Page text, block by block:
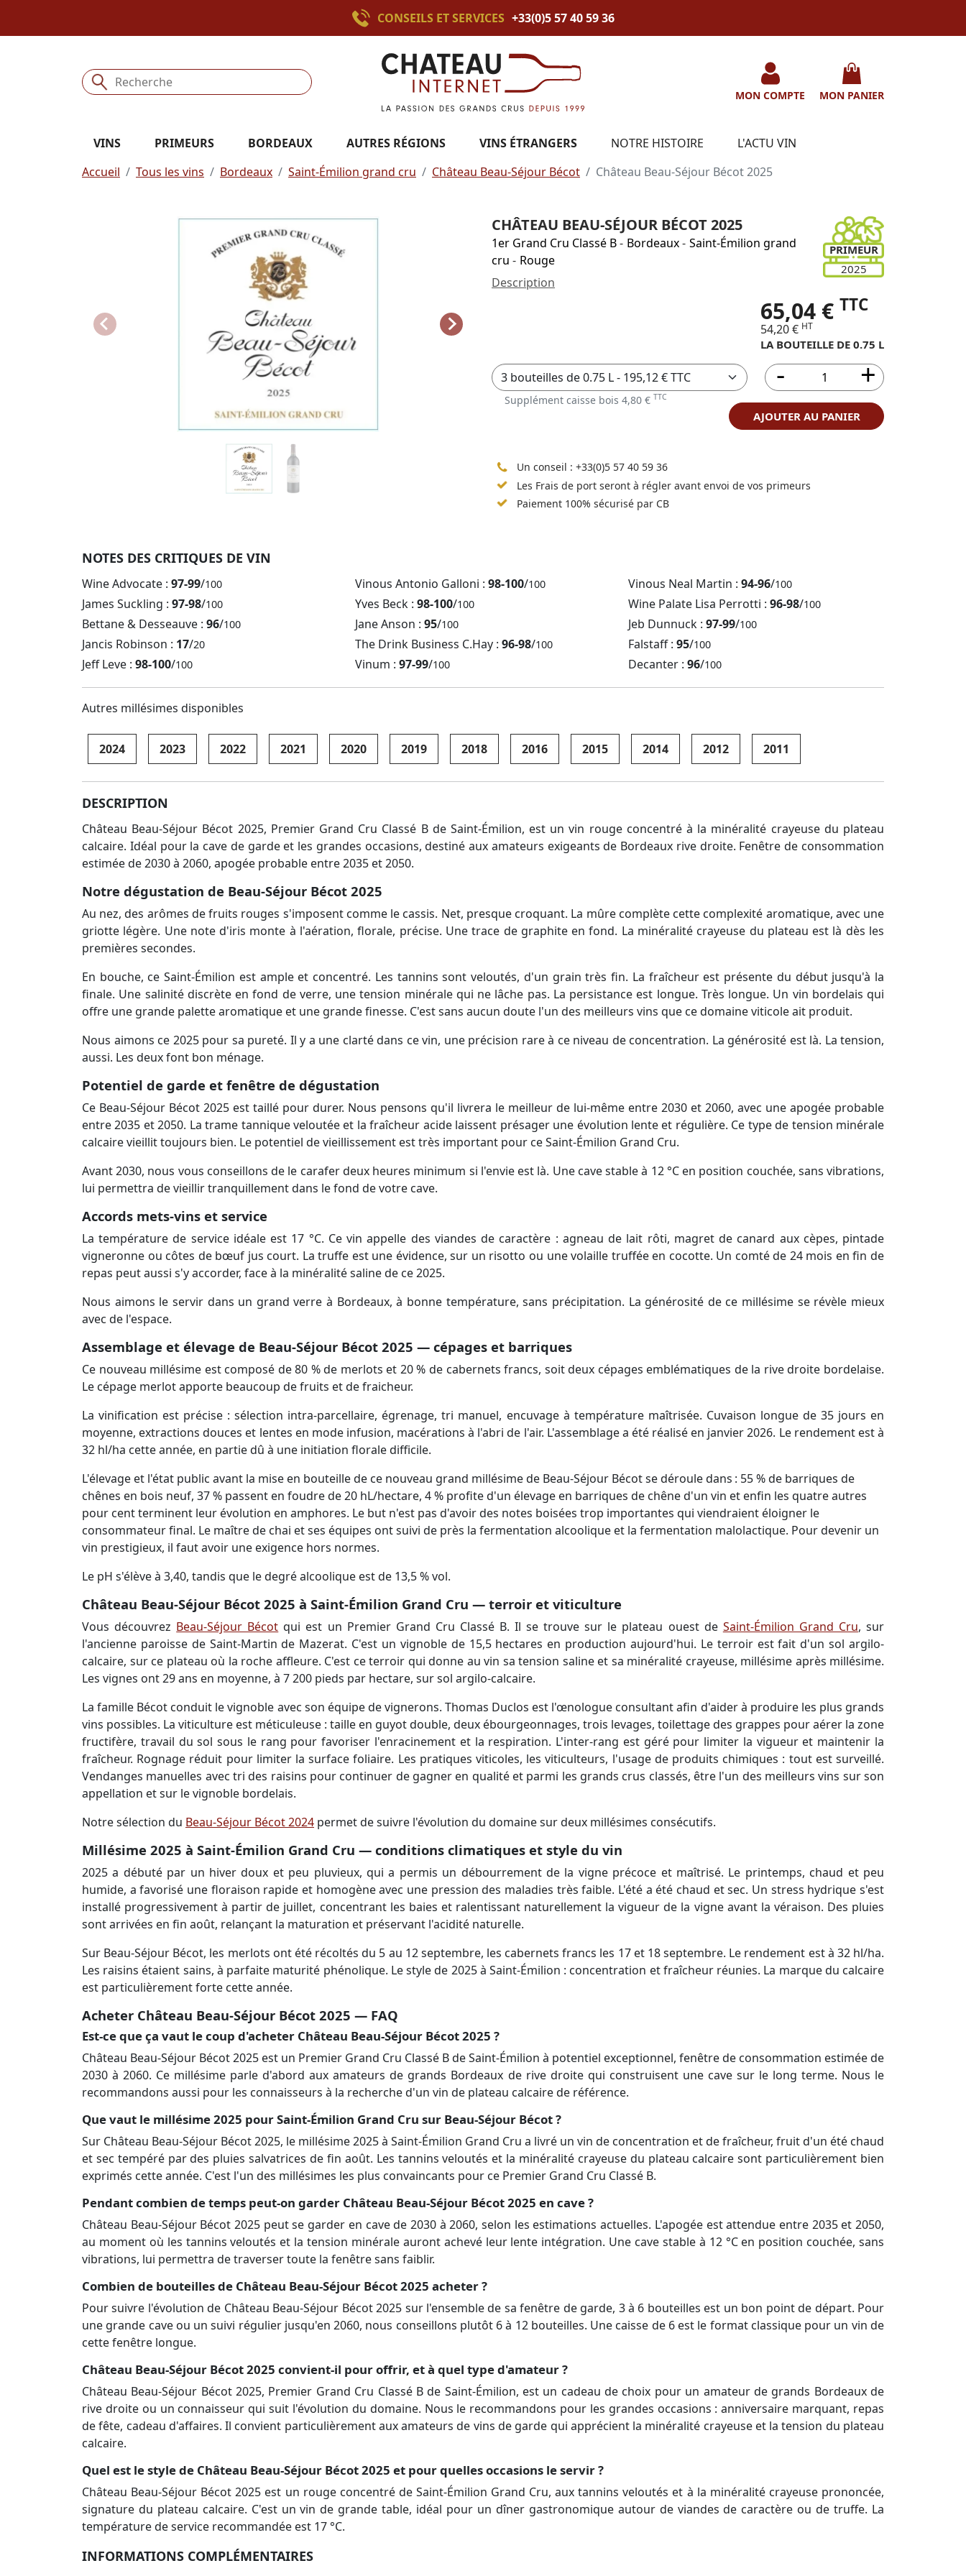
CONSEILS ET SERVICES +33(0)5 57 40 59 36
MON COMPTE MON PANIER
VINS PRIMEURS BORDEAUX AUTRES RÉGIONS VINS ÉTRANGERS NOTRE HISTOIRE
L'ACTU VIN
Accueil
Tous les vins Bordeaux Saint-Émilion grand cru Château Beau-Séjour Bécot Château Beau-Séjour Bécot 2025
CHÂTEAU BEAU-SÉJOUR BÉCOT 2025
1er Grand Cru Classé B- Bordeaux- Saint-Émilion grand
cru - Rouge
PRIMEUR
2025
Description
65,04 € TTC
54,20 € HT
LA BOUTEILLE DE 0.75 L
Supplément caisse bois 4,80 € TTC
AJOUTER AU PANIER
Un conseil : +33(0)5 57 40 59 36
Les Frais de port seront à régler avant envoi de vos primeurs
Paiement 100% sécurisé par CB
NOTES DES CRITIQUES DE VIN
Wine Advocate : 97-99/100 Vinous Antonio Galloni : 98-100/100 Vinous Neal Martin : 94-96/100
James Suckling : 97-98/100 Yves Beck : 98-100/100 Wine Palate Lisa Perrotti : 96-98/100
Bettane & Desseauve : 96/100 Jane Anson : 95/100 Jeb Dunnuck : 97-99/100
Jancis Robinson : 17/20 The Drink Business C.Hay : 96-98/100 Falstaff : 95/100
Jeff Leve : 98-100/100 Vinum : 97-99/100 Decanter : 96/100
Autres millésimes disponibles
2024 2023 2022 2021 2020 2019 2018 2016 2015 2014 2012 2011
DESCRIPTION
Château Beau-Séjour Bécot 2025, Premier Grand Cru Classé B de Saint-Émilion, est un vin rouge concentré à la minéralité crayeuse du plateau
calcaire. Idéal pour la cave de garde et les grandes occasions, destiné aux amateurs exigeants de Bordeaux rive droite. Fenêtre de consommation
estimée de 2030 à 2060, apogée probable entre 2035 et 2050.
Notre dégustation de Beau-Séjour Bécot 2025
Au nez, des arômes de fruits rouges s'imposent comme le cassis. Net, presque croquant. La mûre complète cette complexité aromatique, avec une
griotte légère. Une note d'iris monte à l'aération, florale, précise. Une trace de graphite en fond. La minéralité crayeuse du plateau est là dès les
premières secondes.
En bouche, ce Saint-Émilion est ample et concentré. Les tannins sont veloutés, d'un grain très fin. La fraîcheur est présente du début jusqu'à la
finale. Une salinité discrète en fond de verre, une tension minérale qui ne lâche pas. La persistance est longue. Très longue. Un vin bordelais qui
offre une grande palette aromatique et une grande finesse. C'est sans aucun doute l'un des meilleurs vins que ce domaine viticole ait produit.
Nous aimons ce 2025 pour sa pureté. Il y a une clarté dans ce vin, une précision rare à ce niveau de concentration. La générosité est là. La tension,
aussi. Les deux font bon ménage.
Potentiel de garde et fenêtre de dégustation
Ce Beau-Séjour Bécot 2025 est taillé pour durer. Nous pensons qu'il livrera le meilleur de lui-même entre 2030 et 2060, avec une apogée probable
entre 2035 et 2050. La trame tannique veloutée et la fraîcheur acide laissent présager une évolution lente et régulière. Ce type de tension minérale
calcaire vieillit toujours bien. Le potentiel de vieillissement est très important pour ce Saint-Émilion Grand Cru.
Avant 2030, nous vous conseillons de le carafer deux heures minimum si l'envie est là. Une cave stable à 12 °C en position couchée, sans vibrations,
lui permettra de vieillir tranquillement dans le fond de votre cave.
Accords mets-vins et service
La température de service idéale est 17 °C. Ce vin appelle des viandes de caractère : agneau de lait rôti, magret de canard aux cèpes, pintade
vigneronne ou côtes de bœuf jus court. La truffe est une évidence, sur un risotto ou une volaille truffée en cocotte. Un comté de 24 mois en fin de
repas peut aussi s'y accorder, face à la minéralité saline de ce 2025.
Nous aimons le servir dans un grand verre à Bordeaux, à bonne température, sans précipitation. La générosité de ce millésime se révèle mieux
avec de l'espace.
Assemblage et élevage de Beau-Séjour Bécot 2025 — cépages et barriques
Ce nouveau millésime est composé de 80 % de merlots et 20 % de cabernets francs, soit deux cépages emblématiques de la rive droite bordelaise.
Le cépage merlot apporte beaucoup de fruits et de fraicheur.
La vinification est précise : sélection intra-parcellaire, égrenage, tri manuel, encuvage à température maîtrisée. Cuvaison longue de 35 jours en
moyenne, extractions douces et lentes en mode infusion, macérations à l'abri de l'air. L'assemblage a été réalisé en janvier 2026. Le rendement est à
32 hl/ha cette année, en partie dû à une initiation florale difficile.
L'élevage et l'état public avant la mise en bouteille de ce nouveau grand millésime de Beau-Séjour Bécot se déroule dans : 55 % de barriques de
chênes en bois neuf, 37 % passent en foudre de 20 hL/hectare, 4 % profite d'un élevage en barriques de chêne d'un vin et enfin les quatre autres
pour cent terminent leur évolution en amphores. Le but n'est pas d'avoir des notes boisées trop importantes qui viendraient éloigner le
consommateur final. Le maître de chai et ses équipes ont suivi de près la fermentation alcoolique et la fermentation malolactique. Pour devenir un
vin prestigieux, il faut avoir une exigence hors normes.
Le pH s'élève à 3,40, tandis que le degré alcoolique est de 13,5 % vol.
Château Beau-Séjour Bécot 2025 à Saint-Émilion Grand Cru — terroir et viticulture
Vous découvrez Beau-Séjour Bécot qui est un Premier Grand Cru Classé B. Il se trouve sur le plateau ouest de Saint-Émilion Grand Cru, sur
l'ancienne paroisse de Saint-Martin de Mazerat. C'est un vignoble de 15,5 hectares en production aujourd'hui. Le terroir est fait d'un sol argilo-
calcaire, sur ce plateau où la roche affleure. C'est ce terroir qui donne au vin sa tension saline et sa minéralité crayeuse, millésime après millésime.
Les vignes ont 29 ans en moyenne, à 7 200 pieds par hectare, sur sol argilo-calcaire.
La famille Bécot conduit le vignoble avec son équipe de vignerons. Thomas Duclos est l'œnologue consultant afin d'aider à produire les plus grands
vins possibles. La viticulture est méticuleuse : taille en guyot double, deux ébourgeonnages, trois levages, toilettage des grappes pour aérer la zone
fructifère, travail du sol sous le rang pour favoriser l'enracinement et la respiration. L'inter-rang est géré pour limiter la vigueur et maintenir la
fraîcheur. Rognage réduit pour limiter la surface foliaire. Les pratiques viticoles, les viticulteurs, l'usage de produits chimiques : tout est surveillé.
Vendanges manuelles avec tri des raisins pour continuer de gagner en qualité et parmi les grands crus classés, être l'un des meilleurs vins sur son
appellation et sur le vignoble bordelais.
Notre sélection du Beau-Séjour Bécot 2024 permet de suivre l'évolution du domaine sur deux millésimes consécutifs.
Millésime 2025 à Saint-Émilion Grand Cru — conditions climatiques et style du vin
2025 a débuté par un hiver doux et peu pluvieux, qui a permis un débourrement de la vigne précoce et maîtrisé. Le printemps, chaud et peu
humide, a favorisé une floraison rapide et homogène avec une pression des maladies très faible. L'été a été chaud et sec. Un stress hydrique s'est
installé progressivement à partir de juillet, concentrant les baies et ralentissant naturellement la vigueur de la vigne avant la véraison. Des pluies
sont arrivées en fin août, relançant la maturation et préservant l'acidité naturelle.
Sur Beau-Séjour Bécot, les merlots ont été récoltés du 5 au 12 septembre, les cabernets francs les 17 et 18 septembre. Le rendement est à 32 hl/ha.
Les raisins étaient sains, à parfaite maturité phénolique. Le style de 2025 à Saint-Émilion : concentration et fraîcheur réunies. La marque du calcaire
est particulièrement forte cette année.
Acheter Château Beau-Séjour Bécot 2025 — FAQ
Est-ce que ça vaut le coup d'acheter Château Beau-Séjour Bécot 2025 ?
Château Beau-Séjour Bécot 2025 est un Premier Grand Cru Classé B de Saint-Émilion à potentiel exceptionnel, fenêtre de consommation estimée de
2030 à 2060. Ce millésime parle d'abord aux amateurs de grands Bordeaux de rive droite qui construisent une cave sur le long terme. Nous le
recommandons aussi pour les connaisseurs à la recherche d'un vin de plateau calcaire de référence.
Que vaut le millésime 2025 pour Saint-Émilion Grand Cru sur Beau-Séjour Bécot ?
Sur Château Beau-Séjour Bécot 2025, le millésime 2025 à Saint-Émilion Grand Cru a livré un vin de concentration et de fraîcheur, fruit d'un été chaud
et sec tempéré par des pluies salvatrices de fin août. Les tannins veloutés et la minéralité crayeuse du plateau calcaire sont particulièrement bien
exprimés cette année. C'est l'un des millésimes les plus convaincants pour ce Premier Grand Cru Classé B.
Pendant combien de temps peut-on garder Château Beau-Séjour Bécot 2025 en cave ?
Château Beau-Séjour Bécot 2025 peut se garder en cave de 2030 à 2060, selon les estimations actuelles. L'apogée est attendue entre 2035 et 2050,
au moment où les tannins veloutés et la tension minérale auront achevé leur lente intégration. Une cave stable à 12 °C en position couchée, sans
vibrations, lui permettra de traverser toute la fenêtre sans faiblir.
Combien de bouteilles de Château Beau-Séjour Bécot 2025 acheter ?
Pour suivre l'évolution de Château Beau-Séjour Bécot 2025 sur l'ensemble de sa fenêtre de garde, 3 à 6 bouteilles est un bon point de départ. Pour
une grande cave ou un suivi régulier jusqu'en 2060, nous conseillons plutôt 6 à 12 bouteilles. Une caisse de 6 est le format classique pour un vin de
cette fenêtre longue.
Château Beau-Séjour Bécot 2025 convient-il pour offrir, et à quel type d'amateur ?
Château Beau-Séjour Bécot 2025, Premier Grand Cru Classé B de Saint-Émilion, est un cadeau de choix pour un amateur de grands Bordeaux de
rive droite ou un connaisseur qui suit l'évolution du domaine. Nous le recommandons pour les grandes occasions : anniversaire marquant, repas
de fête, cadeau d'affaires. Il convient particulièrement aux amateurs de vins de garde qui apprécient la minéralité crayeuse et la tension du plateau
calcaire.
Quel est le style de Château Beau-Séjour Bécot 2025 et pour quelles occasions le servir ?
Château Beau-Séjour Bécot 2025 est un rouge concentré de Saint-Émilion Grand Cru, aux tannins veloutés et à la minéralité crayeuse prononcée,
signature du plateau calcaire. C'est un vin de grande table, idéal pour un dîner gastronomique autour de viandes de caractère ou de truffe. La
température de service recommandée est 17 °C.
INFORMATIONS COMPLÉMENTAIRES